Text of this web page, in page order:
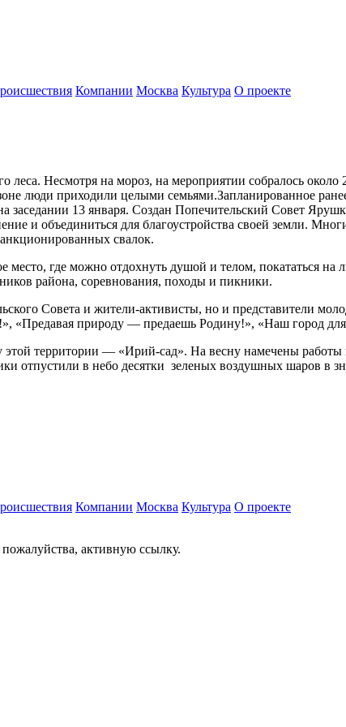
Компании Москва Культура О проекте
Несмотря на мороз, на мероприятии собралось
люди приходили целыми семьями.Запланированное ранее
13 января. Создан Попечительский Совет
и объединиться для благоустройства своей земли.
свалок.
где можно отдохнуть душой и телом, покататься на
района, соревнования, походы и пикники.
Совета и жители-активисты, но и представители
«Предавая природу — предаешь Родину!», «Наш город
территории — «Ирий-сад». На весну намечены работы
отпустили в небо десятки зеленых воздушных шаров в
Компании Москва Культура О проекте
активную ссылку.